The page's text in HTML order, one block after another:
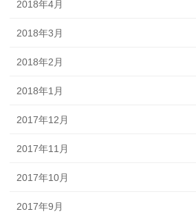
2018年4月
2018年3月
2018年2月
2018年1月
2017年12月
2017年11月
2017年10月
2017年9月